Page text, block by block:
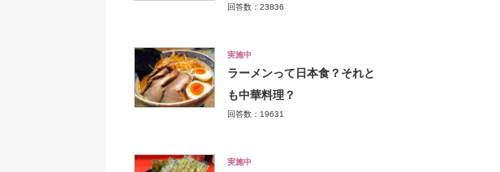
回答数：23836
実施中
ラーメンって日本食？それと
も中華料理？
回答数：19631
実施中